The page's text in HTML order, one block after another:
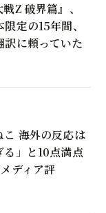
Z 破界篇』、
定の15年間、
訳に頼っていた
こ 海外の反応は
」と10点満点
ディア評